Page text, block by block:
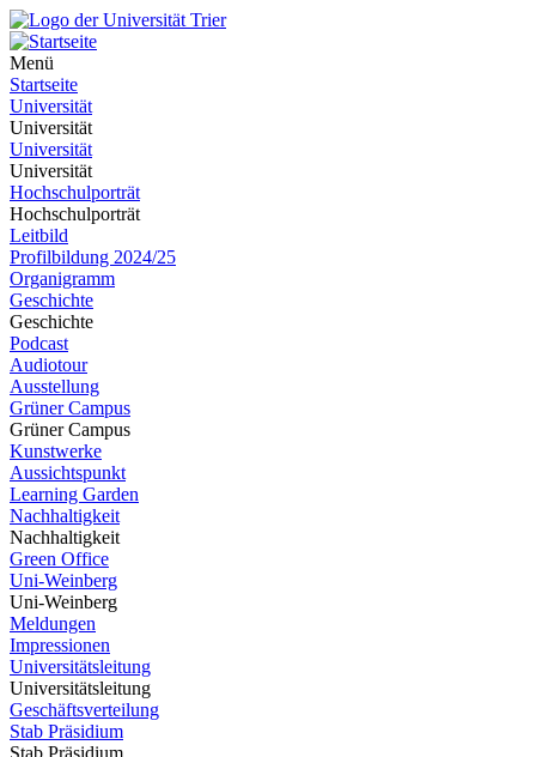
Menü
Startseite
Universität
Universität
Universität
Universität
Hochschulporträt
Hochschulporträt
Leitbild
Profilbildung 2024/25
Organigramm
Geschichte
Geschichte
Podcast
Audiotour
Ausstellung
Grüner Campus
Grüner Campus
Kunstwerke
Aussichtspunkt
Learning Garden
Nachhaltigkeit
Nachhaltigkeit
Green Office
Uni-Weinberg
Uni-Weinberg
Meldungen
Impressionen
Universitätsleitung
Universitätsleitung
Geschäftsverteilung
Stab Präsidium
Stab Präsidium